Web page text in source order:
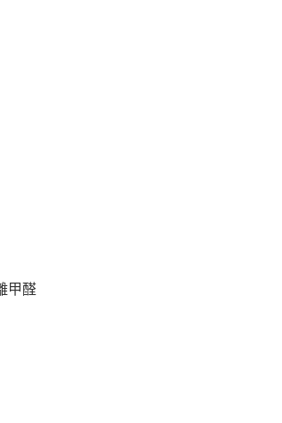
司」（以下簡稱本公司）所提供，讓
或服務，並由商店將買賣／分期付
用本公司帳單繳交帳款。
之契約關係目的，商店將以您的個人
台灣大哥大進項蒐集、處理及利
需資料之確認、核對及更正。
繳費，但若您需要取消訂單，請聯
之訂單仍視為有效，需透過AFTEE
」之結帳頁面顯示為準，若有關於
相關疑問，請聯繫「AFTEE先享後
之「AFTEE先享後付」服務完成之
下網址：
理人或監護人之同意方可使用
者引起之損失，本公司不負相關責
據個別帳號之用戶狀況，依本公司
額度不足之情形，本公司將視審查
資訊註冊。若發現惡意使用之情
該用戶之使用額度並採取法律行
甲醛